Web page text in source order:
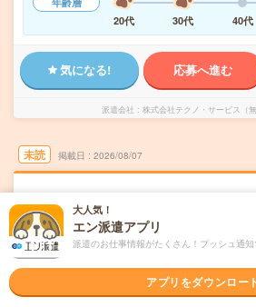
20代
30代 40代
気になる! 応募へ進む
派遣会社 株式会社テクノ・サービス（無
未読 掲載日 2026/08/07
【社会人デビュー歓迎〇】正
境！ピッキングや梱包をお任
職種未経験OK 交通費別途支給あり 土日
神奈川県藤沢市
藤沢駅から---分／長後駅から---
大人気！
エン派遣アプリ
派遣のお仕事情報がたくさん！プッシュ通知
アプリをダウンロー